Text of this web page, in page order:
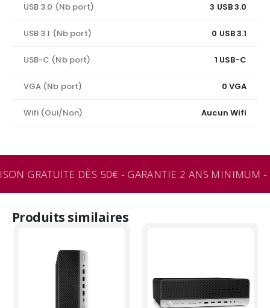
USB 3.0 (Nb port) 3 USB 3.0
USB 3.1 (Nb port) 0 USB 3.1
USB-C (Nb port) 1 USB-C
VGA (Nb port) 0 VGA
Wifi (Oui/Non) Aucun Wifi
GRATUITE DÈS 50€ - GARANTIE 2 ANS MINIMUM
Produits similaires